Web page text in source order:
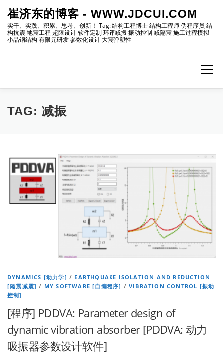
content
崔济东的博客 - WWW.JDCUI.COM
实干、实践、积累、思考、创新！ Tag: 结构工程博士 结构工程师 伪程序员 结
构抗震 地震工程 超限设计 软件定制 环评减振 振动控制 减隔震 施工过程模拟
小品钢结构 有限元研发 参数化设计 大震弹塑性
Menu
[最新] [地震工程]
[编程] [资源] [博主] [网站]
TAG: 减振
DYNAMICS [动力学] / EARTHQUAKE ISOLATION AND REDUCTION
[隔震减震] / MY SOFTWARE [自编程序] /VIBRATION CONTROL [振动
控制]
[程序] PDDVA: Parameter design of
dynamic vibration absorber [PDDVA: 动力
吸振器参数设计软件]